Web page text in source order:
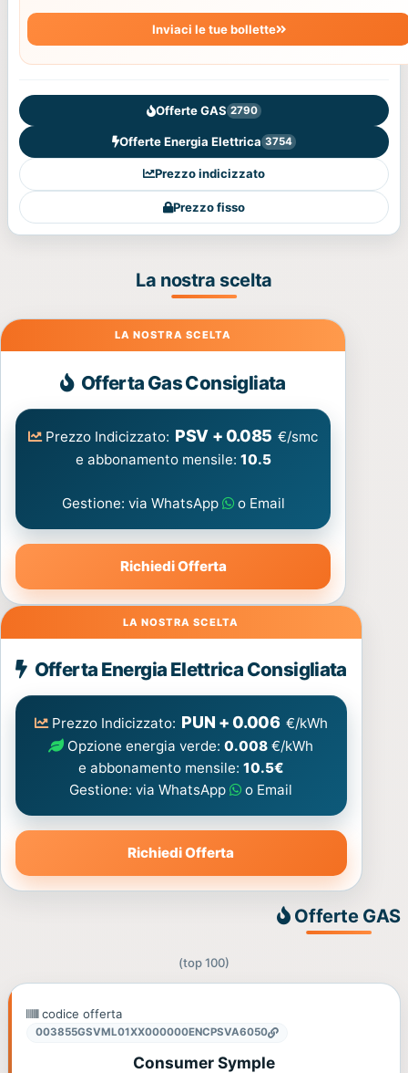
Inviaci le tue bollette
Offerte GAS 2790
Offerte Energia Elettrica 3754
Prezzo indicizzato
Prezzo fisso
La nostra scelta
Gas
Offerta Gas Consigliata
Prezzo Indicizzato: PSV + 0.085 €/smc
e abbonamento mensile: 10.5
Gestione: via WhatsApp o Email
Richiedi Offerta
Energia
Elettrica
consigliata
Offerta Energia Elettrica Consigliata
Prezzo Indicizzato: PUN + 0.006 €/kWh
Opzione energia verde:0.008 €/kWh
e abbonamento mensile: 10.5€
Gestione: via WhatsApp
o Email
Richiedi Offerta
Offerte GAS
(top 100)
codice offerta
003855GSVML01XX000000ENCPSVA6050
Consumer Symple